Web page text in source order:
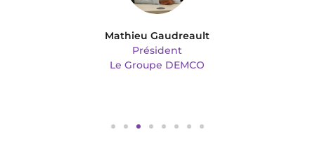
Mathieu Gaudreault
Président
Le Groupe DEMCO